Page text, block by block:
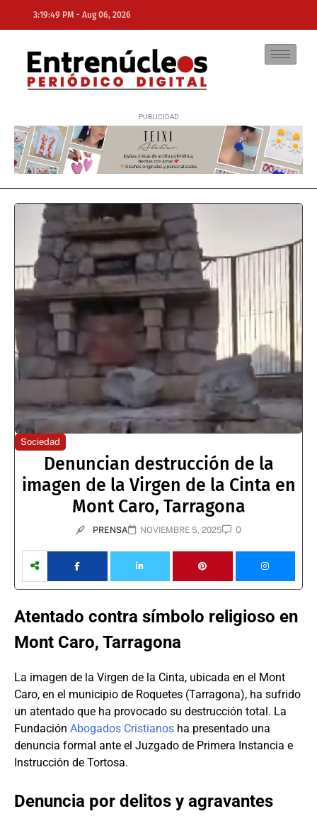
3:19:49 PM - Aug 06, 2026
NE
Sociedad
Denuncian destrucción de la
imagen de la Virgen de la Cinta en
Mont Caro, Tarragona
PRENSA NOVIEMBRE 5, 2025 0
Atentado contra símbolo religioso en
Mont Caro, Tarragona
La imagen de la Virgen de la Cinta, ubicada en el Mont
Caro, en el municipio de Roquetes (Tarragona), ha sufrido
un atentado que ha provocado su destrucción total. La
Fundación Abogados Cristianos ha presentado una
denuncia formal ante el Juzgado de Primera Instancia e
Instrucción de Tortosa.
Denuncia por delitos y agravantes